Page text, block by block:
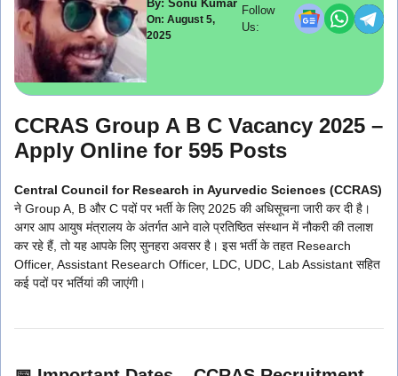
By: Sonu Kumar
On: August 5,
2025
Follow
Us:
CCRAS Group A B C Vacancy 2025 –
Apply Online for 595 Posts
Central Council for Research in Ayurvedic Sciences (CCRAS)
ने Group A, B और C पदों पर भर्ती के लिए 2025 की अधिसूचना जारी कर दी है।
अगर आप आयुष मंत्रालय के अंतर्गत आने वाले प्रतिष्ठित संस्थान में नौकरी की तलाश
कर रहे हैं, तो यह आपके लिए सुनहरा अवसर है। इस भर्ती के तहत Research
Officer, Assistant Research Officer, LDC, UDC, Lab Assistant सहित
कई पदों पर भर्तियां की जाएंगी।